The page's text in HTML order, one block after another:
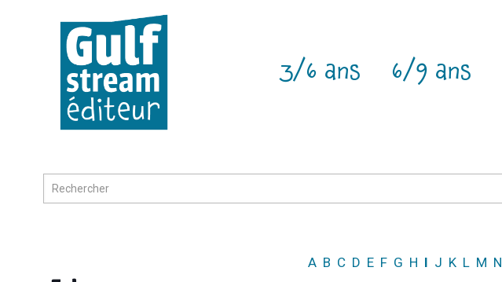
3/6 ans 6/9 ans
A B C D E F G H I J K L M N